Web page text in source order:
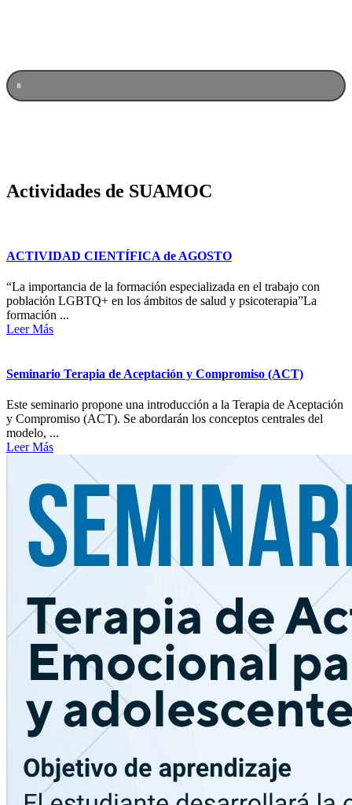
Actividades de SUAMOC
ACTIVIDAD CIENTÍFICA de AGOSTO
“La importancia de la formación especializada en el trabajo con
población LGBTQ+ en los ámbitos de salud y psicoterapia”La
formación ...
Leer Más
Seminario Terapia de Aceptación y Compromiso (ACT)
Este seminario propone una introducción a la Terapia de Aceptación
y Compromiso (ACT). Se abordarán los conceptos centrales del
modelo, ...
Leer Más